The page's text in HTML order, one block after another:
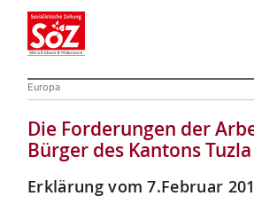
Europa
Die Forderungen der
Bürger des Kantons Tuzla
Erklärung vom 7.Februar